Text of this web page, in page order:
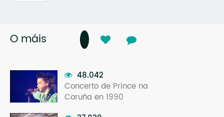
O máis
48.042
Concerto de Prince na
Coruña en 1990